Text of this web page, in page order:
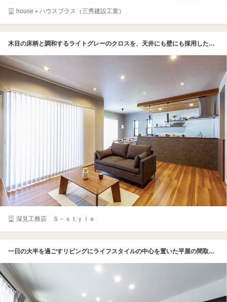
house＋ハウスプラス（三秀建設工業）
木目の床柄と調和するライトグレーのクロスを、天井にも壁にも採用した大人シックな装いの室内。奥に見えるダイニング・キッチンとリビングの距離を取りながら、メインの照明にダウンライトを選ぶことでホテルライクな雰囲気の中で過ごせるようになっている
深見工務店 Ｓ－ｓｔｙｌｅ
一日の大半を過ごすリビングにライフスタイルの中心を置いた平屋の間取り。「コンパクトで住みやすい平屋」の要望にぴったり。照明もシンプルにダウンライトを採用。廊下など無駄な空間を排除することで、家具配置もゆったりできる広さを確保している